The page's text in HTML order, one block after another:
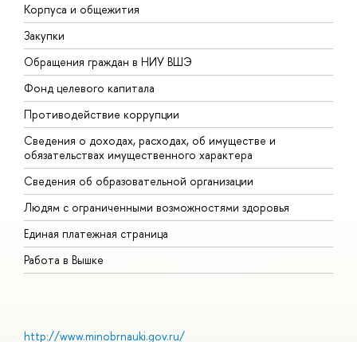
Корпуса и общежития
Закупки
Обращения граждан в НИУ ВШЭ
Фонд целевого капитала
Противодействие коррупции
Сведения о доходах, расходах, об имуществе и
обязательствах имущественного характера
Сведения об образовательной организации
Людям с ограниченными возможностями здоровья
Единая платежная страница
Работа в Вышке
http://www.minobrnauki.gov.ru/